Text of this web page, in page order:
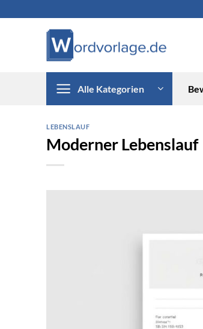
Alle Kategorien
LEBENSLAUF
Moderner Lebenslauf